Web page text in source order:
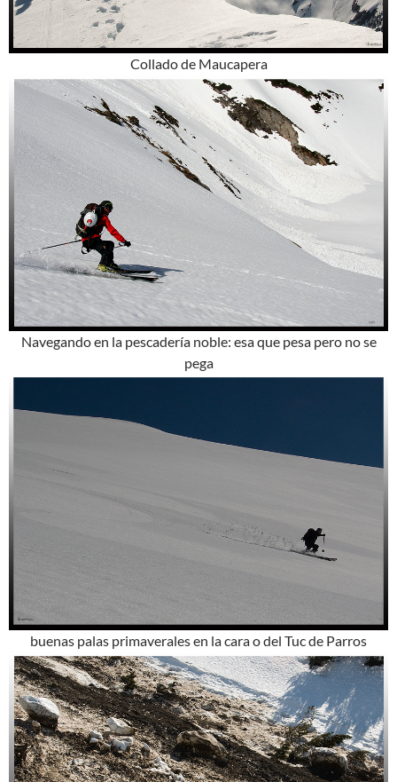
Collado de Maucapera
Navegando en la pescadería noble: esa que pesa pero no se
pega
buenas palas primaverales en la cara o del Tuc de Parros